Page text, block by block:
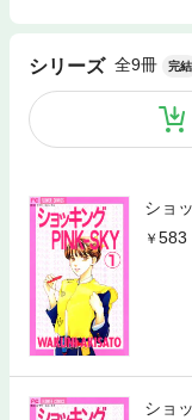
シリーズ 全9冊 完結
ショ
583
ショ